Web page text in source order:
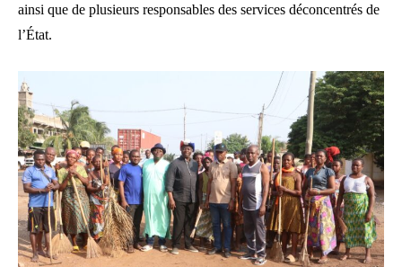
ainsi que de plusieurs responsables des services déconcentrés de
l’État.